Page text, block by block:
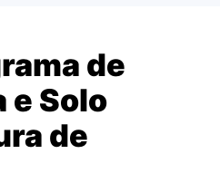
de
e Solo
de